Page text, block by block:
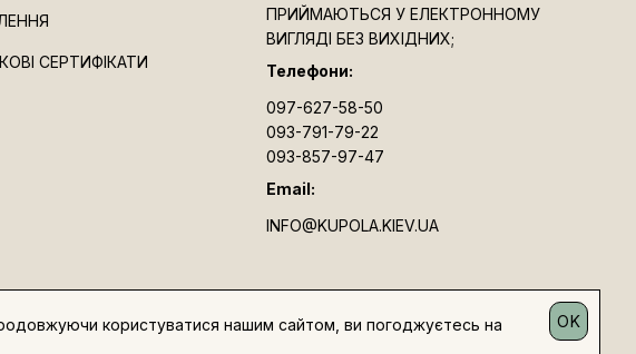
СЕРТИФІКАТИ
ПРИЙМАЮТЬСЯ У ЕЛЕКТРОННОМУ
ВИГЛЯДІ БЕЗ ВИХІДНИХ;
Телефони:
097-627-58-50
093-791-79-22
093-857-97-47
Email:
INFO@KUPOLA.KIEV.UA
OK
користуватися нашим сайтом, ви погоджуєтесь на